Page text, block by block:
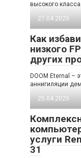
высокого
27.04.2025
Как
низкого
других
DOOM Eternal –
аннигиляции
25.04.2025
услуги
31